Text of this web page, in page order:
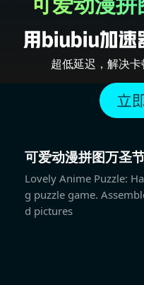
超低延迟，解决
可爱动漫拼图万圣
Lovely Anime Puzzle:
g puzzle game.
d pictures